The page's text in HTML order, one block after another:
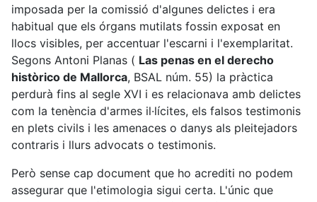
imposada per la comissió d'algunes delictes i era
habitual que els órgans mutilats fossin exposat en
llocs visibles, per accentuar l'escarni i l'exemplaritat.
Segons Antoni Planas ( Las penas en el derecho
històrico de Mallorca, BSAL núm. 55) la pràctica
perdurà fins al segle XVI i es relacionava amb delictes
com la tenència d'armes il·lícites, els falsos testimonis
en plets civils i les amenaces o danys als pleitejadors
contraris i llurs advocats o testimonis.
Però sense cap document que ho acrediti no podem
assegurar que l'etimologia sigui certa. L'únic que